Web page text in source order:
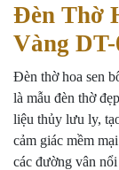
Đèn Thờ
Vàng DT-
Đèn thờ hoa sen
là mẫu đèn thờ
liệu thủy lưu ly,
cảm giác mềm
các đường vân